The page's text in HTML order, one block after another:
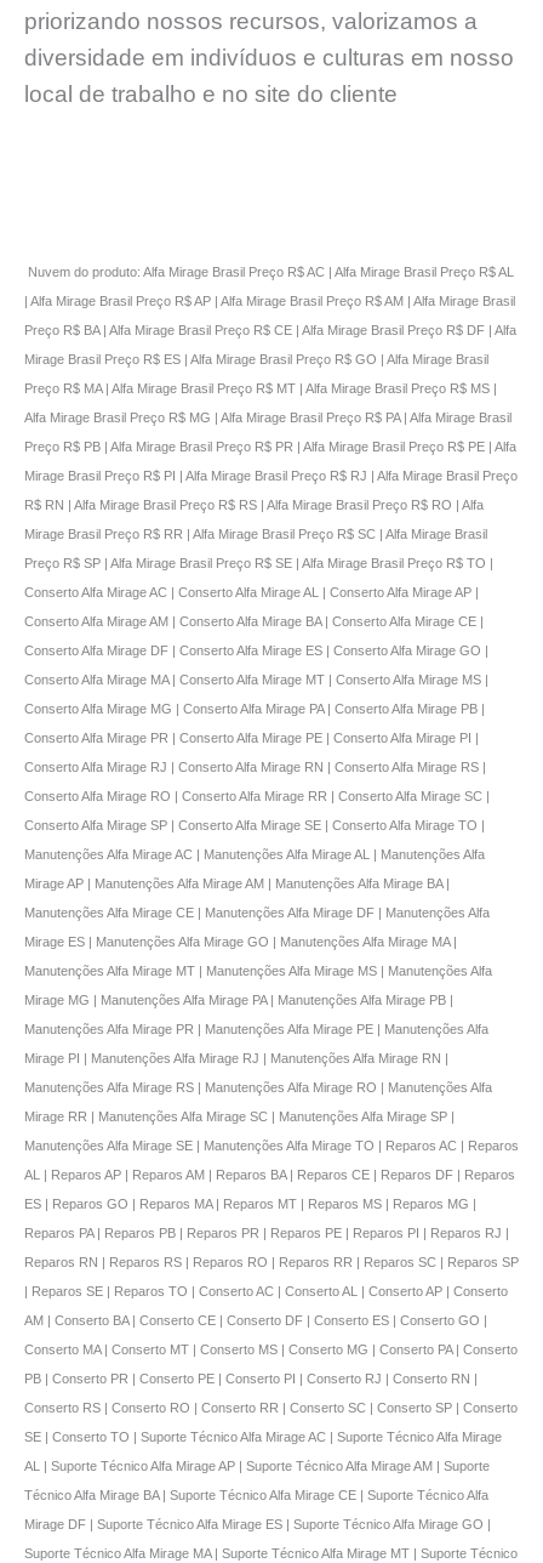
priorizando nossos recursos, valorizamos a
diversidade em indivíduos e culturas em nosso
local de trabalho e no site do cliente
Nuvem do produto: Alfa Mirage Brasil Preço R$ AC | Alfa Mirage Brasil Preço R$ AL
| Alfa Mirage Brasil Preço R$ AP | Alfa Mirage Brasil Preço R$ AM | Alfa Mirage Brasil
Preço R$ BA | Alfa Mirage Brasil Preço R$ CE | Alfa Mirage Brasil Preço R$ DF | Alfa
Mirage Brasil Preço R$ ES | Alfa Mirage Brasil Preço R$ GO | Alfa Mirage Brasil
Preço R$ MA | Alfa Mirage Brasil Preço R$ MT | Alfa Mirage Brasil Preço R$ MS |
Alfa Mirage Brasil Preço R$ MG | Alfa Mirage Brasil Preço R$ PA | Alfa Mirage Brasil
Preço R$ PB | Alfa Mirage Brasil Preço R$ PR | Alfa Mirage Brasil Preço R$ PE | Alfa
Mirage Brasil Preço R$ PI | Alfa Mirage Brasil Preço R$ RJ | Alfa Mirage Brasil Preço
R$ RN | Alfa Mirage Brasil Preço R$ RS | Alfa Mirage Brasil Preço R$ RO | Alfa
Mirage Brasil Preço R$ RR | Alfa Mirage Brasil Preço R$ SC | Alfa Mirage Brasil
Preço R$ SP | Alfa Mirage Brasil Preço R$ SE | Alfa Mirage Brasil Preço R$ TO |
Conserto Alfa Mirage AC | Conserto Alfa Mirage AL | Conserto Alfa Mirage AP |
Conserto Alfa Mirage AM | Conserto Alfa Mirage BA | Conserto Alfa Mirage CE |
Conserto Alfa Mirage DF | Conserto Alfa Mirage ES | Conserto Alfa Mirage GO |
Conserto Alfa Mirage MA | Conserto Alfa Mirage MT | Conserto Alfa Mirage MS |
Conserto Alfa Mirage MG | Conserto Alfa Mirage PA | Conserto Alfa Mirage PB |
Conserto Alfa Mirage PR | Conserto Alfa Mirage PE | Conserto Alfa Mirage PI |
Conserto Alfa Mirage RJ | Conserto Alfa Mirage RN | Conserto Alfa Mirage RS |
Conserto Alfa Mirage RO | Conserto Alfa Mirage RR | Conserto Alfa Mirage SC |
Conserto Alfa Mirage SP | Conserto Alfa Mirage SE | Conserto Alfa Mirage TO |
Manutenções Alfa Mirage AC | Manutenções Alfa Mirage AL | Manutenções Alfa
Mirage AP | Manutenções Alfa Mirage AM | Manutenções Alfa Mirage BA |
Manutenções Alfa Mirage CE | Manutenções Alfa Mirage DF | Manutenções Alfa
Mirage ES | Manutenções Alfa Mirage GO | Manutenções Alfa Mirage MA |
Manutenções Alfa Mirage MT | Manutenções Alfa Mirage MS | Manutenções Alfa
Mirage MG | Manutenções Alfa Mirage PA | Manutenções Alfa Mirage PB |
Manutenções Alfa Mirage PR | Manutenções Alfa Mirage PE | Manutenções Alfa
Mirage PI | Manutenções Alfa Mirage RJ | Manutenções Alfa Mirage RN |
Manutenções Alfa Mirage RS | Manutenções Alfa Mirage RO | Manutenções Alfa
Mirage RR | Manutenções Alfa Mirage SC | Manutenções Alfa Mirage SP |
Manutenções Alfa Mirage SE | Manutenções Alfa Mirage TO | Reparos AC | Reparos
AL | Reparos AP | Reparos AM | Reparos BA | Reparos CE | Reparos DF | Reparos
ES | Reparos GO | Reparos MA | Reparos MT | Reparos MS | Reparos MG |
Reparos PA | Reparos PB | Reparos PR | Reparos PE | Reparos PI | Reparos RJ |
Reparos RN | Reparos RS | Reparos RO | Reparos RR | Reparos SC | Reparos SP
| Reparos SE | Reparos TO | Conserto AC | Conserto AL | Conserto AP | Conserto
AM | Conserto BA | Conserto CE | Conserto DF | Conserto ES | Conserto GO |
Conserto MA | Conserto MT | Conserto MS | Conserto MG | Conserto PA | Conserto
PB | Conserto PR | Conserto PE | Conserto PI | Conserto RJ | Conserto RN |
Conserto RS | Conserto RO | Conserto RR | Conserto SC | Conserto SP | Conserto
SE | Conserto TO | Suporte Técnico Alfa Mirage AC | Suporte Técnico Alfa Mirage
AL | Suporte Técnico Alfa Mirage AP | Suporte Técnico Alfa Mirage AM | Suporte
Técnico Alfa Mirage BA | Suporte Técnico Alfa Mirage CE | Suporte Técnico Alfa
Mirage DF | Suporte Técnico Alfa Mirage ES | Suporte Técnico Alfa Mirage GO |
Suporte Técnico Alfa Mirage MA | Suporte Técnico Alfa Mirage MT | Suporte Técnico